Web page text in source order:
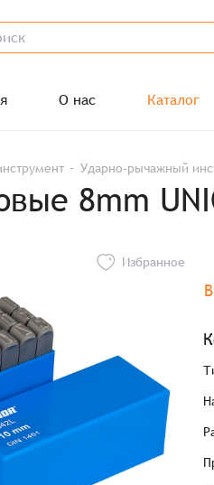
О нас Каталог
Ударно-рычажный
8mm
Избранное